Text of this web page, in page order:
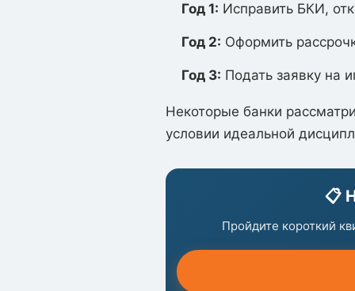
Год 1: Исправить БКИ,
Год 2: Оформить
Год 3: Подать заявку на
Некоторые банки
условии идеальной
📋
Пройдите короткий